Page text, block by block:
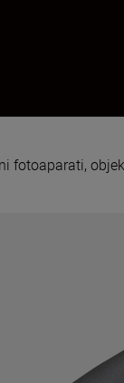
fotoaparati,